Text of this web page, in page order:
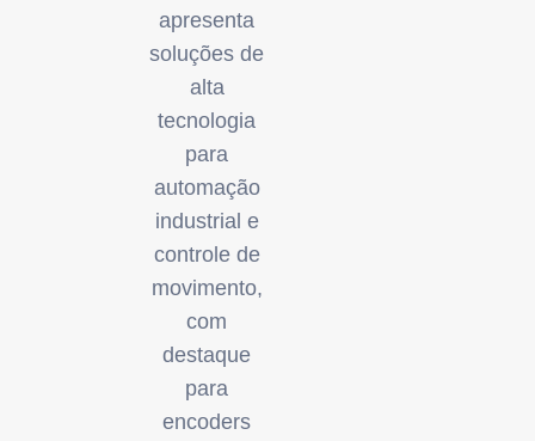
apresenta
soluções de
alta
tecnologia
para
automação
industrial e
controle de
movimento,
com
destaque
para
encoders